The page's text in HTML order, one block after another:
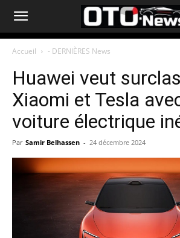
Accueil - DERNIÈRES News
Huawei veut
Xiaomi et Tesla
voiture électrique
Par Samir Belhassen - 24 décembre 2024